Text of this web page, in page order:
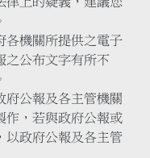
各機關所提供之電子
之公布文字有所不
府公報及各主管機關
作，若與政府公報或
以政府公報及各主管